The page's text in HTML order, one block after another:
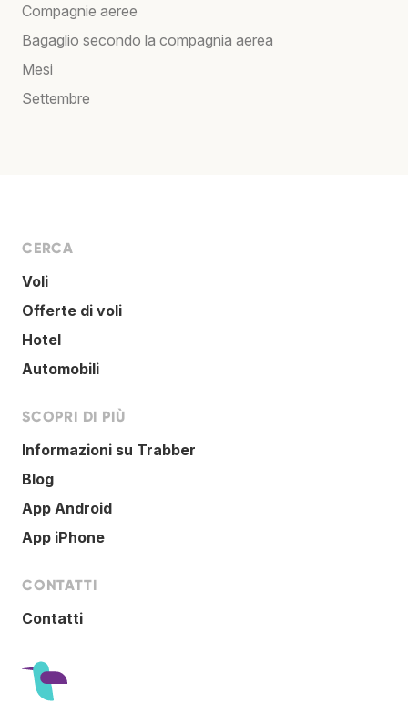
Compagnie aeree
Bagaglio secondo la compagnia aerea
Mesi
Settembre
CERCA
Voli
Offerte di voli
Hotel
Automobili
SCOPRI DI PIÙ
Informazioni su Trabber
Blog
App Android
App iPhone
CONTATTI
Contatti